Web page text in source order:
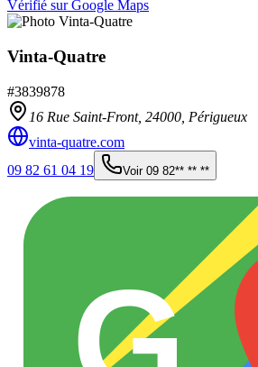
Vérifié sur Google Maps
Vinta-Quatre
#3839878
16 Rue Saint-Front, 24000 Périgueux
vinta-quatre.com
09 82 61 04 19
Voir 09 82** ** **